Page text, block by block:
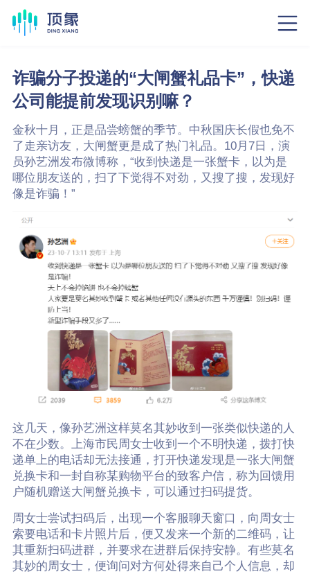
诈骗分子投递的“大闸蟹礼品卡”，快递
公司能提前发现识别嘛？
金秋十月，正是品尝螃蟹的季节。中秋国庆长假也免不
了走亲访友，大闸蟹更是成了热门礼品。10月7日，演
员孙艺洲发布微博称，“收到快递是一张蟹卡，以为是
哪位朋友送的，扫了下觉得不对劲，又搜了搜，发现好
像是诈骗！”
这几天，像孙艺洲这样莫名其妙收到一张类似快递的人
不在少数。上海市民周女士收到一个不明快递，拨打快
递单上的电话却无法接通，打开快递发现是一张大闸蟹
兑换卡和一封自称某购物平台的致客户信，称为回馈用
户随机赠送大闸蟹兑换卡，可以通过扫码提货。
周女士尝试扫码后，出现一个客服聊天窗口，向周女士
索要电话和卡片照片后，便又发来一个新的二维码，让
其重新扫码进群，并要求在进群后保持安静。有些莫名
其妙的周女士，便询问对方何处得来自己个人信息，却